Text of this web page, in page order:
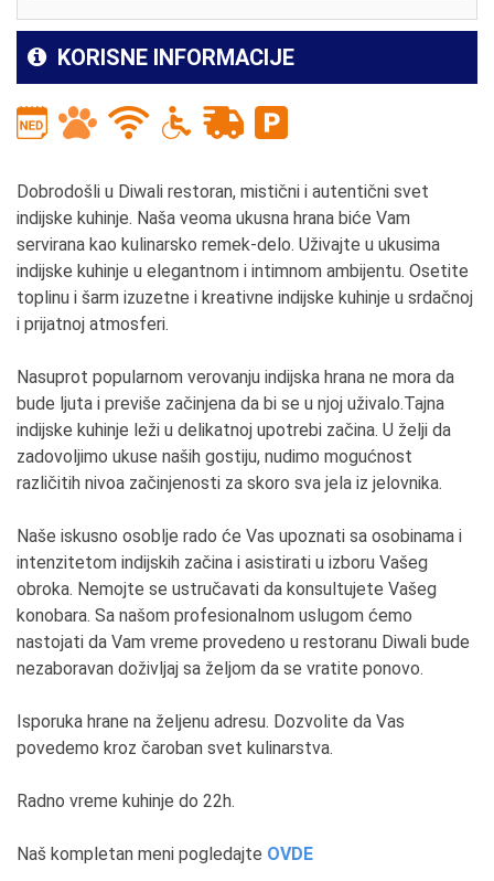
KORISNE INFORMACIJE
Dobrodošli u Diwali restoran, mistični i autentični svet
indijske kuhinje. Naša veoma ukusna hrana biće Vam
servirana kao kulinarsko remek-delo. Uživajte u ukusima
indijske kuhinje u elegantnom i intimnom ambijentu. Osetite
toplinu i šarm izuzetne i kreativne indijske kuhinje u srdačnoj
i prijatnoj atmosferi.
Nasuprot popularnom verovanju indijska hrana ne mora da
bude ljuta i previše začinjena da bi se u njoj uživalo.Tajna
indijske kuhinje leži u delikatnoj upotrebi začina. U želji da
zadovoljimo ukuse naših gostiju, nudimo mogućnost
različitih nivoa začinjenosti za skoro sva jela iz jelovnika.
Naše iskusno osoblje rado će Vas upoznati sa osobinama i
intenzitetom indijskih začina i asistirati u izboru Vašeg
obroka. Nemojte se ustručavati da konsultujete Vašeg
konobara. Sa našom profesionalnom uslugom ćemo
nastojati da Vam vreme provedeno u restoranu Diwali bude
nezaboravan doživljaj sa željom da se vratite ponovo.
Isporuka hrane na željenu adresu. Dozvolite da Vas
povedemo kroz čaroban svet kulinarstva.
Radno vreme kuhinje do 22h.
Naš kompletan meni pogledajte OVDE